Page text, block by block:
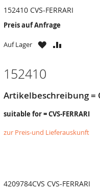
152410 CVS-FERRARI
Preis auf Anfrage
Auf Lager
ZU
ZU
152410
Artikelbeschreibung =
suitable for = CVS-FERRARI
zur Preis-und Lieferauskunft
4209784CVS CVS-FERRARI